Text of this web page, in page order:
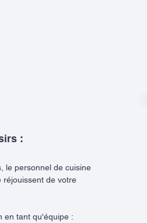
:
le personnel de cuisine
réjouissent de votre
en tant qu'équipe :